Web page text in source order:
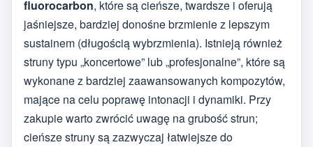
fluorocarbon, które są cieńsze, twardsze i oferują
jaśniejsze, bardziej donośne brzmienie z lepszym
sustainem (długością wybrzmienia). Istnieją również
struny typu „koncertowe” lub „profesjonalne”, które są
wykonane z bardziej zaawansowanych kompozytów,
mające na celu poprawę intonacji i dynamiki. Przy
zakupie warto zwrócić uwagę na grubość strun;
cieńsze struny są zazwyczaj łatwiejsze do